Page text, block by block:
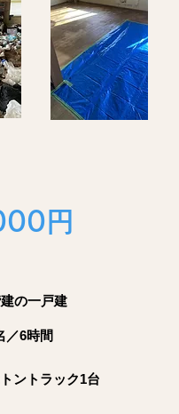
円
の一戸建
／6時間
ントラック1台